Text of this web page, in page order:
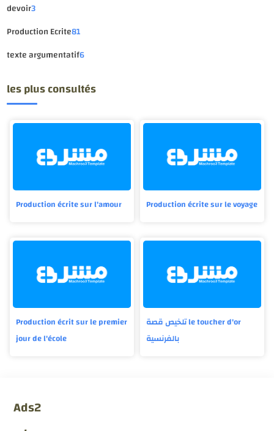
devoir3
Production Ecrite81
texte argumentatif6
les plus consultés
Production écrite sur l'amour Production écrite sur le voyage
Production écrit sur le premier
jour de l'école
تلخيص قصة le toucher d'or
بالفرنسية
Ads2